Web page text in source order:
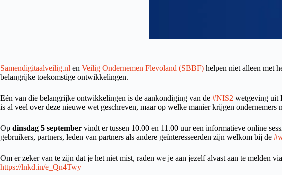
Samendigitaalveilig.nl en Veilig Ondernemen Flevoland (SBBF) helpen niet alleen met
belangrijke toekomstige ontwikkelingen.
Eén van die belangrijke ontwikkelingen is de aankondiging van de #NIS2 wetgeving uit
is al veel over deze nieuwe wet geschreven, maar op welke manier krijgen
Op dinsdag 5 september vindt er tussen 10.00 en 11.00 uur een informatieve online
gebruikers, partners, leden van partners als andere geïnteresseerden zijn welkom bij de
Om er zeker van te zijn dat je het niet mist, raden we je aan jezelf alvast aan te melden
https://lnkd.in/e_Qn4Twy